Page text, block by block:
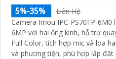
5%-35%
Liên Hệ
Camera Imou IPC-PS70FP-
6MP với hai ống kính, hỗ trợ
Full Color, tích hợp mic và loa
và phương tiện, phù hợp lắp